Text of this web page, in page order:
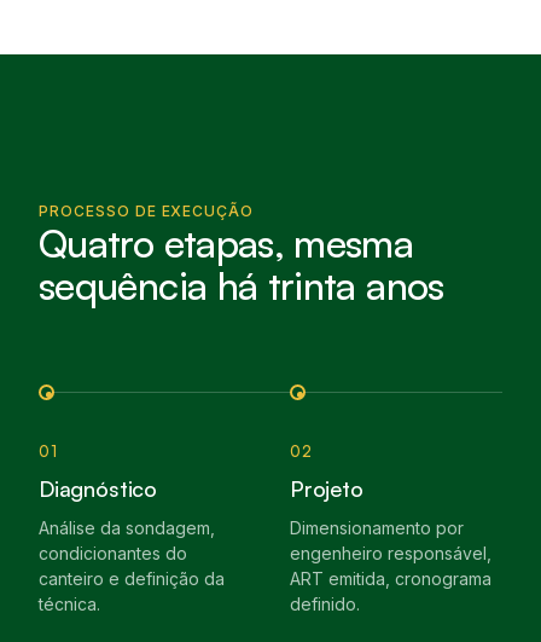
PROCESSO DE EXECUÇÃO
Quatro etapas, mesma
sequência há trinta anos
01
Diagnóstico
Análise da sondagem,
condicionantes do
canteiro e definição da
técnica.
02
Projeto
Dimensionamento por
engenheiro responsável,
ART emitida, cronograma
definido.